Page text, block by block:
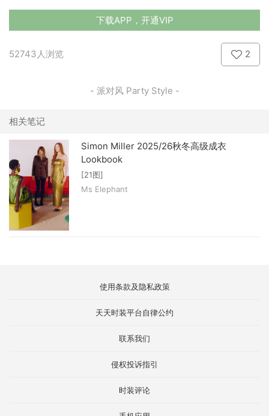
下载APP，开通VIP
52743人浏览 2
- 派对风 Party Style -
相关笔记
Simon Miller 2025/26秋冬高级成衣
Lookbook
[21图]
Ms Elephant
使用条款及隐私政策
天天时装平台自律公约
联系我们
侵权投诉指引
时装评论